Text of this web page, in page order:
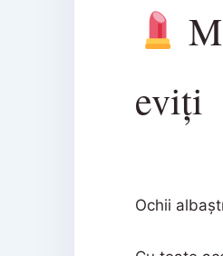
eviți
Ochii